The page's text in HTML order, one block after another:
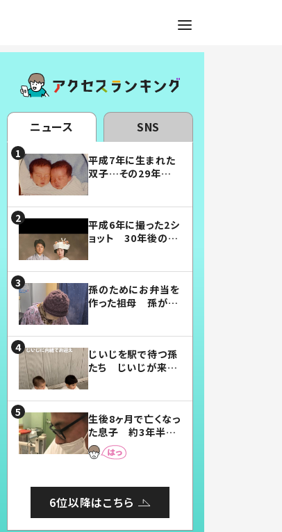
ニュース SNS
平成7年に生まれた
双子…その29年後
平成6年に撮った2シ
ョット 30年後の姿
孫のためにお弁当を
作った祖母 孫が絶
じいじを駅で待つ孫
たち じいじが来た
まらない」「幸せにな
れる」
生後8ヶ月で亡くなっ
た息子 約3年半
後、当時の妻の日記
に書いてあった本音
6位以降はこちら